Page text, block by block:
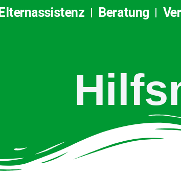
Elternassistenz Beratung